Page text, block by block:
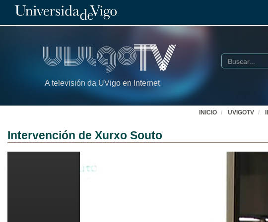
A televisión da UVigo en Internet
Buscar
INICIO UVIGOTV
Intervención de Xurxo Souto